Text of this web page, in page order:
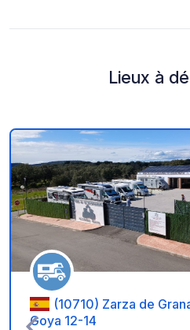
Lieux à
(10710) Zarza de
Goya 12-14